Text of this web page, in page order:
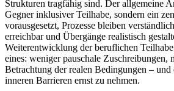
Strukturen tragfähig sind. Der allgemeine
Gegner inklusiver Teilhabe, sondern ein
vorausgesetzt, Prozesse bleiben
erreichbar und Übergänge realistisch
Weiterentwicklung der beruflichen
eines: weniger pauschale Zuschreibungen,
Betrachtung der realen Bedingungen –
inneren Barrieren ernst zu nehmen.